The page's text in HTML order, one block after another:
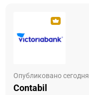
Опубликовано сегодня
Contabil